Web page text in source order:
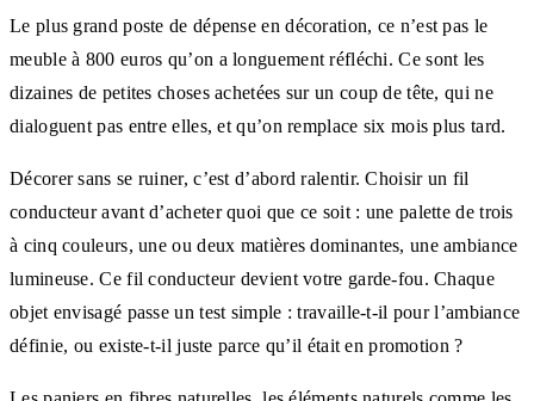
Le plus grand poste de dépense en décoration, ce n’est pas le
meuble à 800 euros qu’on a longuement réfléchi. Ce sont les
dizaines de petites choses achetées sur un coup de tête, qui ne
dialoguent pas entre elles, et qu’on remplace six mois plus tard.
Décorer sans se ruiner, c’est d’abord ralentir. Choisir un fil
conducteur avant d’acheter quoi que ce soit : une palette de trois
à cinq couleurs, une ou deux matières dominantes, une ambiance
lumineuse. Ce fil conducteur devient votre garde-fou. Chaque
objet envisagé passe un test simple : travaille-t-il pour l’ambiance
définie, ou existe-t-il juste parce qu’il était en promotion ?